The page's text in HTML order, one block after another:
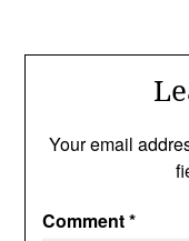
Your email
Comment*